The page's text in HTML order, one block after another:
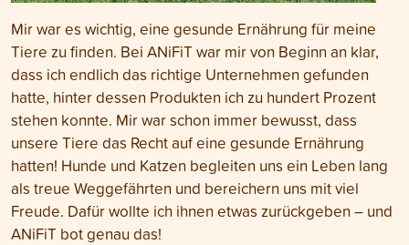
Mir war es wichtig, eine gesunde Ernährung für meine
Tiere zu finden. Bei ANiFiT war mir von Beginn an klar,
dass ich endlich das richtige Unternehmen gefunden
hatte, hinter dessen Produkten ich zu hundert Prozent
stehen konnte. Mir war schon immer bewusst, dass
unsere Tiere das Recht auf eine gesunde Ernährung
hatten! Hunde und Katzen begleiten uns ein Leben lang
als treue Weggefährten und bereichern uns mit viel
Freude. Dafür wollte ich ihnen etwas zurückgeben – und
ANiFiT bot genau das!